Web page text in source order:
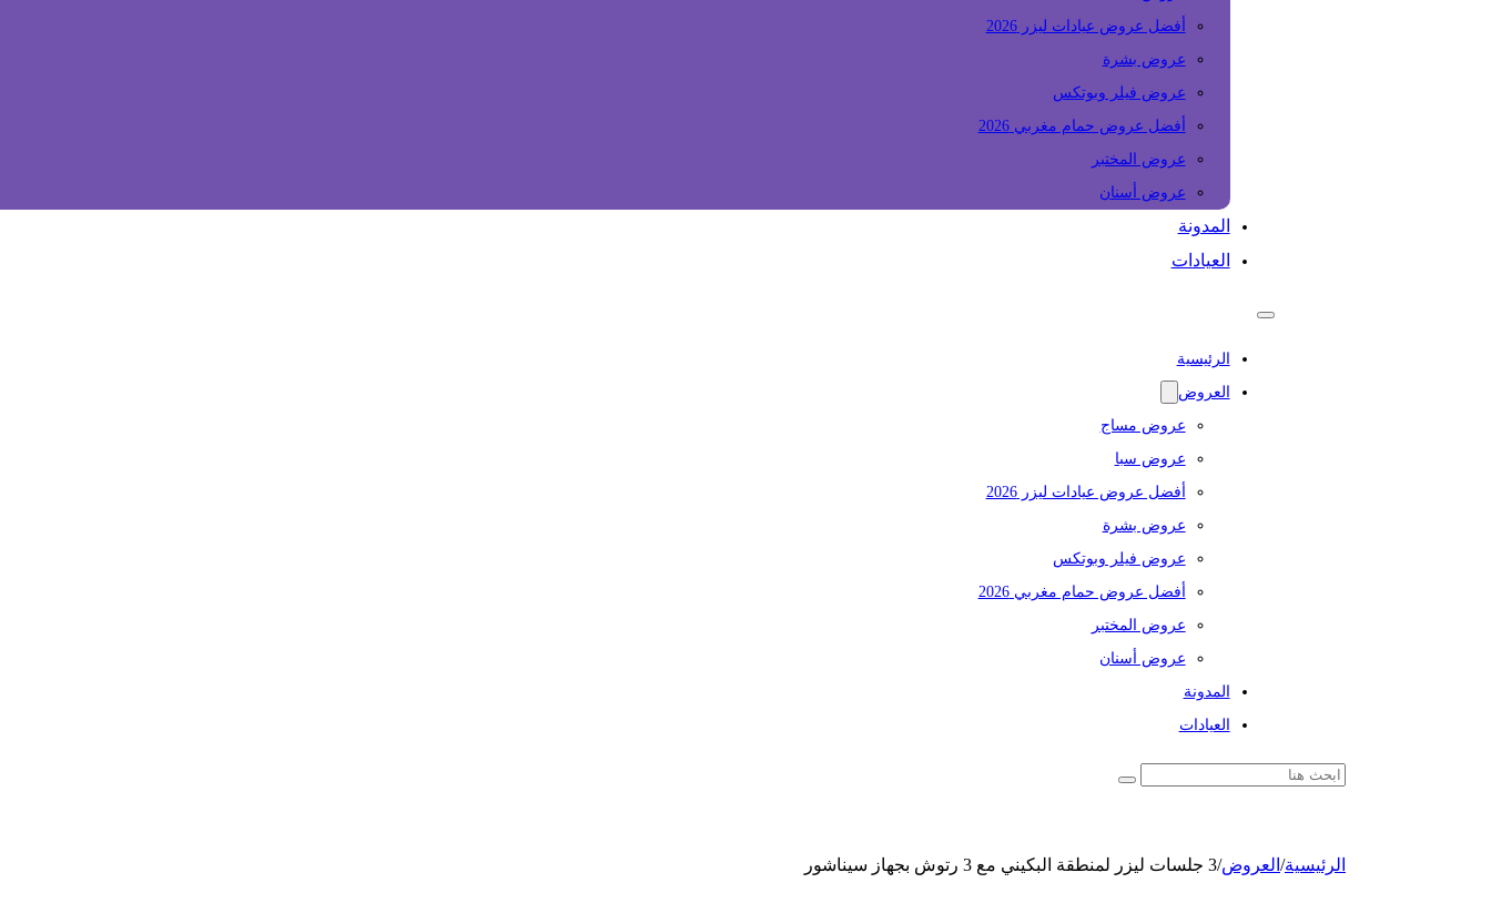
أفضل عروض عيادات ليزر 2026
عروض بشرة
عروض فيلر وبوتكس
أفضل عروض حمام مغربي 2026
عروض المختبر
عروض أسنان
المدونة
العيادات
الرئيسية
العروض
عروض مساج
عروض سبا
أفضل عروض عيادات ليزر 2026
عروض بشرة
عروض فيلر وبوتكس
أفضل عروض حمام مغربي 2026
عروض المختبر
عروض أسنان
المدونة
العيادات
الرئيسية/ العروض/3 جلسات ليزر لمنطقة البكيني مع 3 رتوش بجهاز سيناشور